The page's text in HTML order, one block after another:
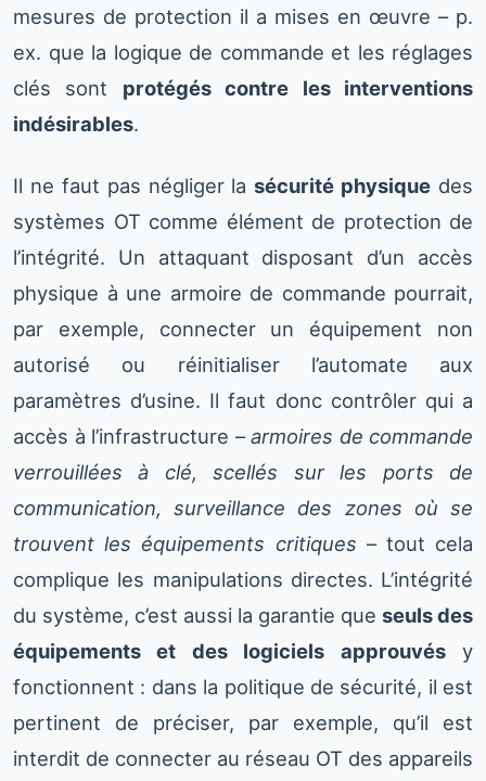
mesures de protection il a mises en œuvre – p.
ex. que la logique de commande et les réglages
clés sont protégés contre les interventions
indésirables.
Il ne faut pas négliger lasécurité physique des
systèmes OT comme élément de protection de
l’intégrité. Un attaquant disposant d’un accès
physique à une armoire de commande pourrait,
par exemple, connecter un équipement non
autorisé ou réinitialiser l’automate aux
paramètres d’usine. Il faut donc contrôler qui a
accès à l’infrastructure –armoires de commande
verrouillées à clé, scellés sur les ports de
communication, surveillance des zones où se
trouvent les équipements critiques – tout cela
complique les manipulations directes. L’intégrité
du système, c’est aussi la garantie que seuls des
équipements et des logiciels approuvésy
fonctionnent : dans la politique de sécurité, il est
pertinent de préciser, par exemple, qu’il est
interdit de connecter au réseau OT des appareils